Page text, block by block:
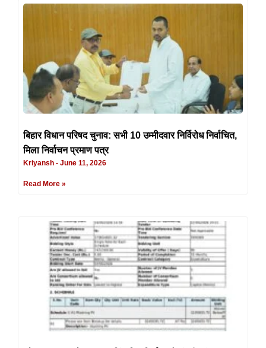
बिहार विधान परिषद चुनाव: सभी 10 उम्मीदवार निर्विरोध निर्वाचित,
मिला निर्वाचन प्रमाण पत्र
Kriyansh June 11, 2026
Read More »